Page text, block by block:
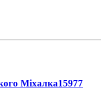
Міхалка15977